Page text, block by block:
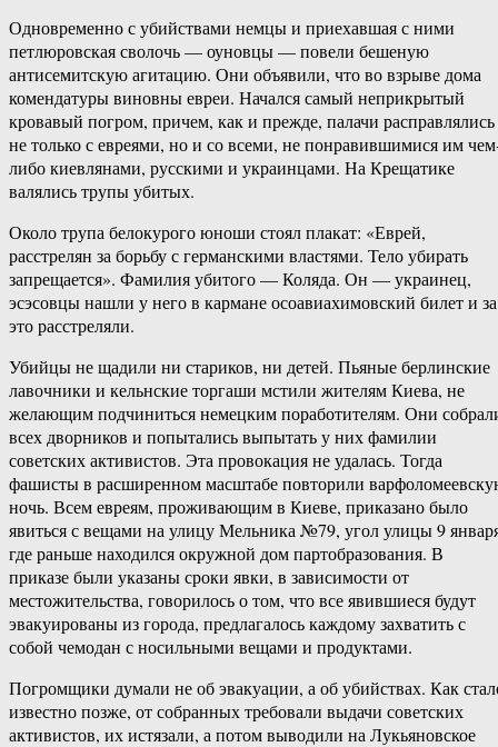
Одновременно с убийствами немцы и приехавшая с ними
петлюровская сволочь — оуновцы — повели бешеную
антисемитскую агитацию. Они объявили, что во взрыве дома
комендатуры виновны евреи. Начался самый неприкрытый
кровавый погром, причем, как и прежде, палачи расправлялись
не только с евреями, но и со всеми, не понравившимися им
либо киевлянами, русскими и украинцами. На Крещатике
валялись трупы убитых.
Около трупа белокурого юноши стоял плакат: «Еврей,
расстрелян за борьбу с германскими властями. Тело убирать
запрещается». Фамилия убитого — Коляда. Он — украинец,
эсэсовцы нашли у него в кармане осоавиахимовский билет и за
это расстреляли.
Убийцы не щадили ни стариков, ни детей. Пьяные берлинские
лавочники и кельнские торгаши мстили жителям Киева, не
желающим подчиниться немецким поработителям. Они
всех дворников и попытались выпытать у них фамилии
советских активистов. Эта провокация не удалась. Тогда
фашисты в расширенном масштабе повторили
ночь. Всем евреям, проживающим в Киеве, приказано было
явиться с вещами на улицу Мельника №79, угол улицы 9
где раньше находился окружной дом партобразования. В
приказе были указаны сроки явки, в зависимости от
местожительства, говорилось о том, что все явившиеся будут
эвакуированы из города, предлагалось каждому захватить с
собой чемодан с носильными вещами и продуктами.
Погромщики думали не об эвакуации, а об убийствах. Как
известно позже, от собранных требовали выдачи советских
активистов, их истязали, а потом выводили на Лукьяновское